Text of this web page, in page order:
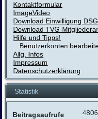
Kontaktformular
ImageVideo
Download Einwilligung
Download TVG-
Hilfe und Tipps!
Benutzerkonten
Allg. Infos
Impressum
Datenschutzerklärung
Statistik
Beitragsaufrufe